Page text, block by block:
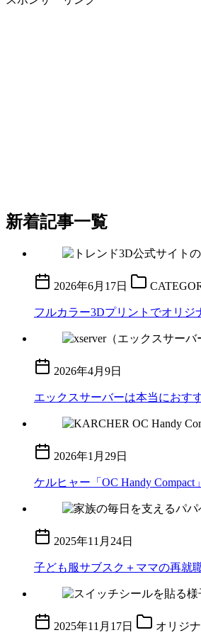
新着記事一覧
2026年6月17日
フルカラー3Dプリントでオリジ
2026年4月9日
エックスサーバーは本当におす
2026年1月29日
ケルヒャー「OC Handy
2025年11月24日
子ども服サブスク＋ママの再就
2025年11月17日 オリジ